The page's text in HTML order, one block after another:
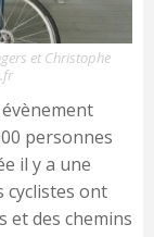
et Christophe
personnes
il y a une
cyclistes ont
et des chemins